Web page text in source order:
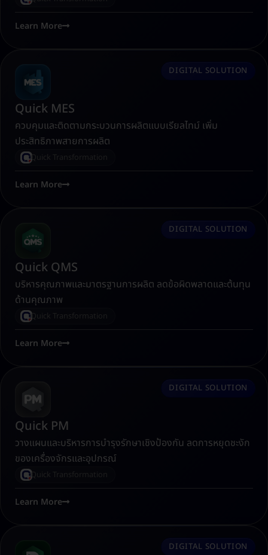
Learn More
Quick MES
ควบคุมและติดตามกระบวนการผลิตแบบเรียลไทม์ เพิ่ม
ประสิทธิภาพสายการผลิต
Quick Transformation
Learn More
DIGITAL SOLUTION
Quick QMS
บริหารคุณภาพและมาตรฐานการผลิต ลดข้อผิดพลาดและต้นทุน
ด้านคุณภาพ
Quick Transformation
Learn More
DIGITAL SOLUTION
Quick PM
วางแผนและบริหารการบำรุงรักษาเชิงป้องกัน ลดการหยุดชะงัก
ของเครื่องจักรและอุปกรณ์
Quick Transformation
Learn More
DIGITAL SOLUTION
DIGITAL SOLUTION